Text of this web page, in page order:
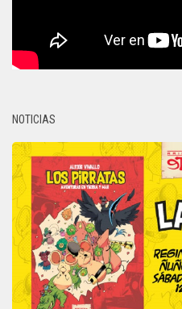
NOTICIAS